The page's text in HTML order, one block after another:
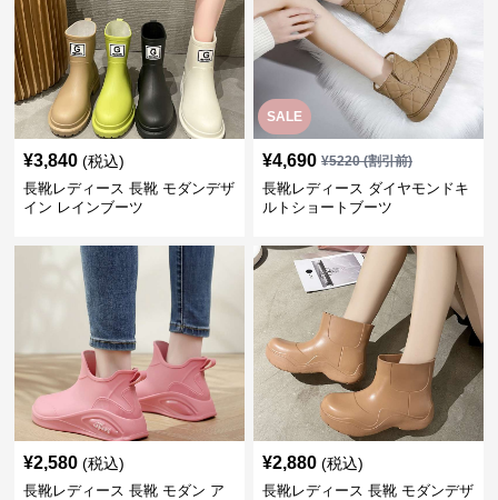
¥3,840 (税込)
長靴レディース 長靴 モダンデザ
イン レインブーツ
SALE
¥4,690 ¥5220(割引前)
長靴レディース ダイヤモンドキ
ルトショートブーツ
¥2,580 (税込)
長靴レディース 長靴 モダン ア
¥2,880 (税込)
長靴レディース 長靴 モダンデザ